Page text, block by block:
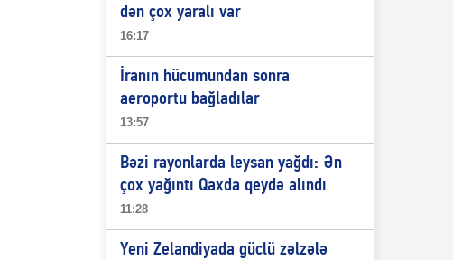
dən çox yaralı var
16:17
İranın hücumundan sonra
aeroportu bağladılar
13:57
Bəzi rayonlarda leysan yağdı: Ən
çox yağıntı Qaxda qeydə alındı
11:28
Yeni Zelandiyada güclü zəlzələ